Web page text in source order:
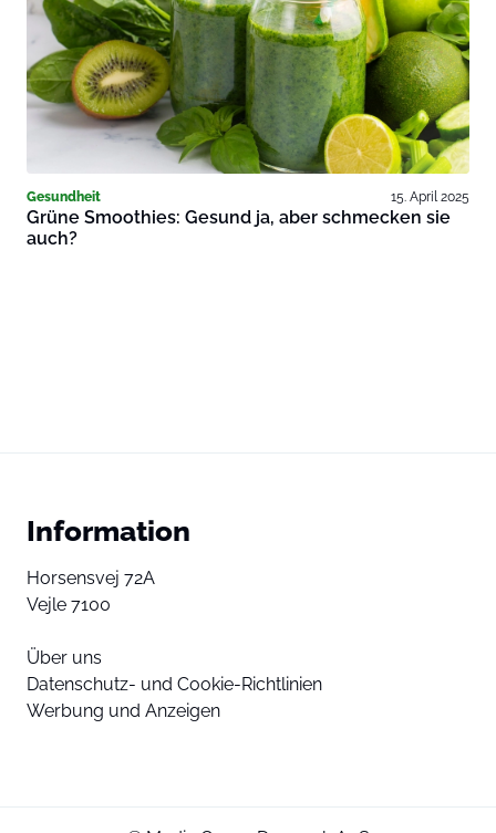
Gesundheit 15. April 2025
Grüne Smoothies: Gesund ja, aber schmecken sie
auch?
Information
Horsensvej 72A
Vejle 7100
Über uns
Datenschutz- und Cookie-Richtlinien
Werbung und Anzeigen